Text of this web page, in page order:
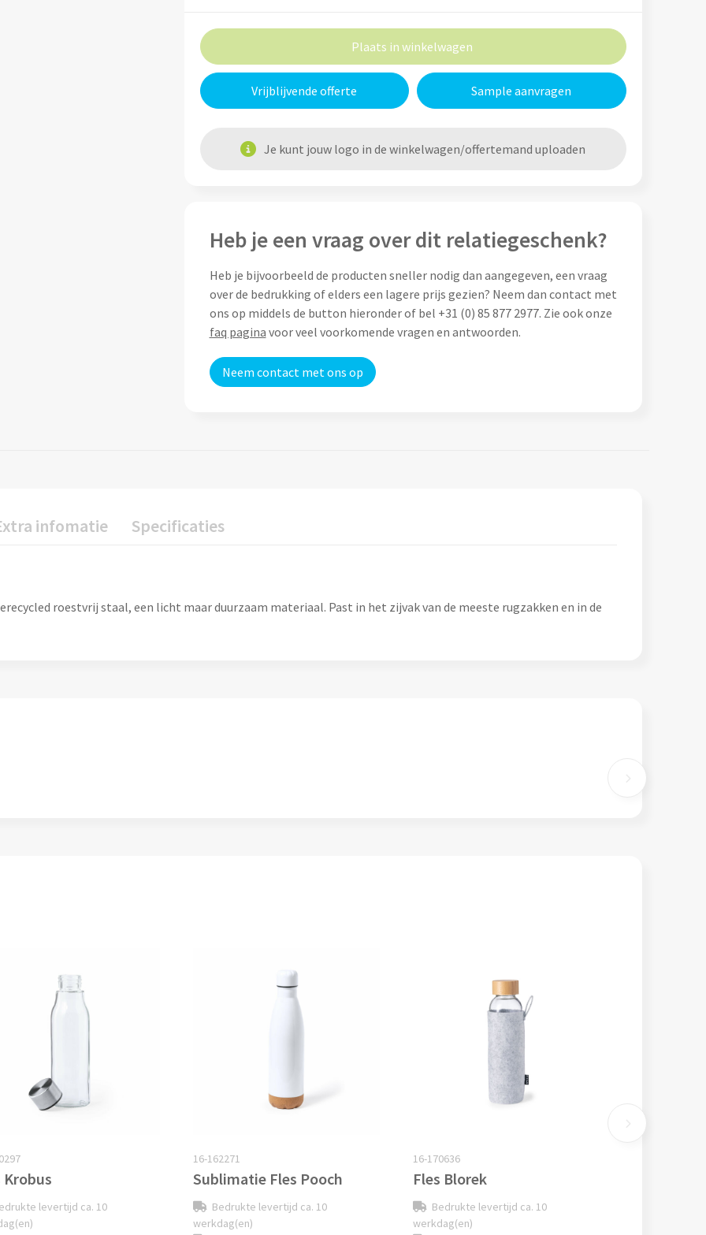
Plaats in winkelwagen
Vrijblijvende offerte Sample aanvragen
Je kunt jouw logo in de winkelwagen/offertemand uploaden
Heb je een vraag over dit relatiegeschenk?
Heb je bijvoorbeeld de producten sneller nodig dan aangegeven, een vraag
over de bedrukking of elders een lagere prijs gezien? Neem dan contact met
ons op middels de button hieronder of bel +31 (0) 85 877 2977. Zie ook onze
faq pagina voor veel voorkomende vragen en antwoorden.
Neem contact met ons op
infomatie Specificaties
roestvrij staal, een licht maar duurzaam materiaal. Past in het zijvak van de meeste rugzakken en in de
Krobus
levertijd ca. 10
16-162271
Sublimatie Fles Pooch
Bedrukte levertijd ca. 10
werkdag(en)
16-170636
Fles Blorek
Bedrukte levertijd ca. 10
werkdag(en)